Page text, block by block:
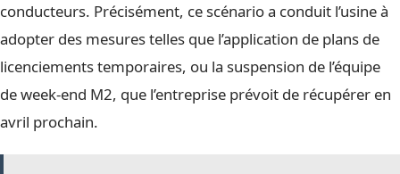
conducteurs. Précisément, ce scénario a conduit l’usine à
adopter des mesures telles que l’application de plans de
licenciements temporaires, ou la suspension de l’équipe
de week-end M2, que l’entreprise prévoit de récupérer en
avril prochain.